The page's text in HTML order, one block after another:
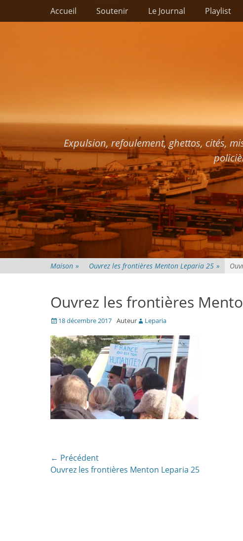
Passer
Premier menu
Accueil Soutenir Le Journal Playlist
Expulsion, refoulement, ghettos, cités,
Maison » Ouvrez les frontières Menton Leparia 25 »
Ouvrez les frontières
Posté18 décembre 2017 Auteur Leparia
Navigation
de
← Précédent
Article
Ouvrez les frontières Menton Leparia 25